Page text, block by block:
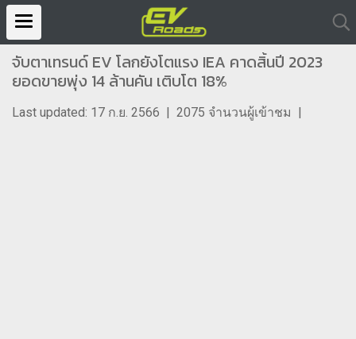
จับตาเทรนด์ EV โลกยังโตแรง IEA คาดสิ้นปี 2023
ยอดขายพุ่ง 14 ล้านคัน เติบโต 18%
Last updated: 17 ก.ย. 2566 | 2075 จำนวนผู้เข้าชม |